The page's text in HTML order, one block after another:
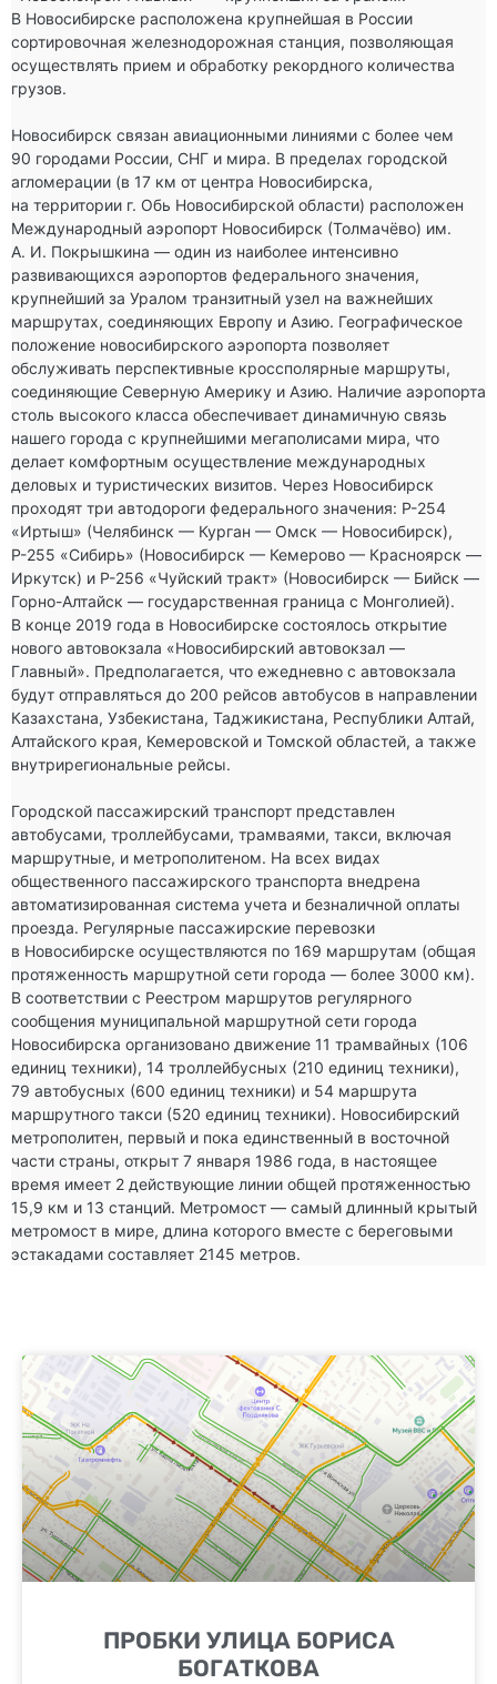
В Новосибирске расположена крупнейшая в России
сортировочная железнодорожная станция, позволяющая
осуществлять прием и обработку рекордного количества
грузов.
Новосибирск связан авиационными линиями с более чем
90 городами России, СНГ и мира. В пределах городской
агломерации (в 17 км от центра Новосибирска,
на территории г. Обь Новосибирской области) расположен
Международный аэропорт Новосибирск (Толмачёво) им.
А. И. Покрышкина — один из наиболее интенсивно
развивающихся аэропортов федерального значения,
крупнейший за Уралом транзитный узел на важнейших
маршрутах, соединяющих Европу и Азию. Географическое
положение новосибирского аэропорта позволяет
обслуживать перспективные кроссполярные маршруты,
соединяющие Северную Америку и Азию. Наличие аэропорта
столь высокого класса обеспечивает динамичную связь
нашего города с крупнейшими мегаполисами мира, что
делает комфортным осуществление международных
деловых и туристических визитов. Через Новосибирск
проходят три автодороги федерального значения: Р-254
«Иртыш» (Челябинск — Курган — Омск — Новосибирск),
Р-255 «Сибирь» (Новосибирск — Кемерово — Красноярск —
Иркутск) и Р-256 «Чуйский тракт» (Новосибирск — Бийск —
Горно-Алтайск — государственная граница с Монголией).
В конце 2019 года в Новосибирске состоялось открытие
нового автовокзала «Новосибирский автовокзал —
Главный». Предполагается, что ежедневно с автовокзала
будут отправляться до 200 рейсов автобусов в направлении
Казахстана, Узбекистана, Таджикистана, Республики Алтай,
Алтайского края, Кемеровской и Томской областей, а также
внутрирегиональные рейсы.
Городской пассажирский транспорт представлен
автобусами, троллейбусами, трамваями, такси, включая
маршрутные, и метрополитеном. На всех видах
общественного пассажирского транспорта внедрена
автоматизированная система учета и безналичной оплаты
проезда. Регулярные пассажирские перевозки
в Новосибирске осуществляются по 169 маршрутам (общая
протяженность маршрутной сети города — более 3000 км).
В соответствии с Реестром маршрутов регулярного
сообщения муниципальной маршрутной сети города
Новосибирска организовано движение 11 трамвайных (106
единиц техники), 14 троллейбусных (210 единиц техники),
79 автобусных (600 единиц техники) и 54 маршрута
маршрутного такси (520 единиц техники). Новосибирский
метрополитен, первый и пока единственный в восточной
части страны, открыт 7 января 1986 года, в настоящее
время имеет 2 действующие линии общей протяженностью
15,9 км и 13 станций. Метромост — самый длинный крытый
метромост в мире, длина которого вместе с береговыми
эстакадами составляет 2145 метров.
ПРОБКИ УЛИЦА БОРИСА
БОГАТКОВА